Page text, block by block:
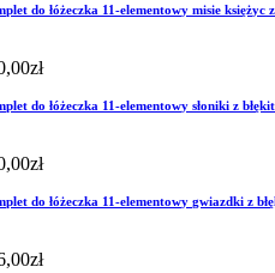
do łóżeczka 11-elementowy misie księżyc
zł
do łóżeczka 11-elementowy słoniki z
zł
do łóżeczka 11-elementowy gwiazdki z
zł